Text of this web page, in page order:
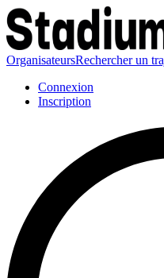
OrganisateursRechercher un
Connexion
Inscription